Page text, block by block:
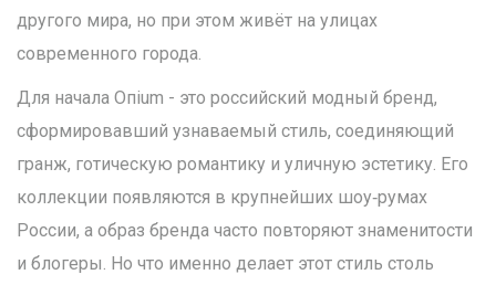
другого мира, но при этом живёт на улицах
современного города.
Для начала Опium - это российский модный бренд,
сформировавший узнаваемый стиль, соединяющий
гранж, готическую романтику и уличную эстетику. Его
коллекции появляются в крупнейших шоу‑румах
России, а образ бренда часто повторяют знаменитости
и блогеры. Но что именно делает этот стиль столь